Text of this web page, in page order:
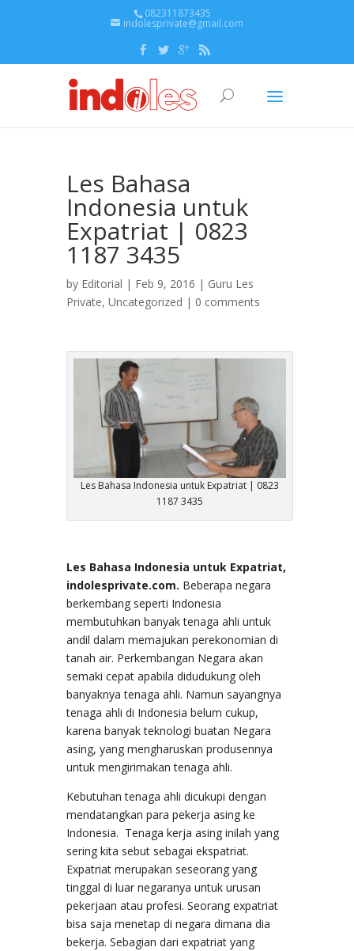
082311873435
indolesprivate@gmail.com
Les Bahasa
Indonesia untuk
Expatriat | 0823
1187 3435
by Editorial | Feb 9, 2016 | Guru Les
Private, Uncategorized | 0 comments
Les Bahasa Indonesia untuk Expatriat | 0823
1187 3435
Les Bahasa Indonesia untuk Expatriat,
indolesprivate.com. Beberapa negara
berkembang seperti Indonesia
membutuhkan banyak tenaga ahli untuk
andil dalam memajukan perekonomian di
tanah air. Perkembangan Negara akan
semaki cepat apabila didudukung oleh
banyaknya tenaga ahli. Namun sayangnya
tenaga ahli di Indonesia belum cukup,
karena banyak teknologi buatan Negara
asing, yang mengharuskan produsennya
untuk mengirimakan tenaga ahli.
Kebutuhan tenaga ahli dicukupi dengan
mendatangkan para pekerja asing ke
Indonesia. Tenaga kerja asing inilah yang
sering kita sebut sebagai ekspatriat.
Expatriat merupakan seseorang yang
tinggal di luar negaranya untuk urusan
pekerjaan atau profesi. Seorang expatriat
bisa saja menetap di negara dimana dia
bekerja. Sebagian dari expatriat yang